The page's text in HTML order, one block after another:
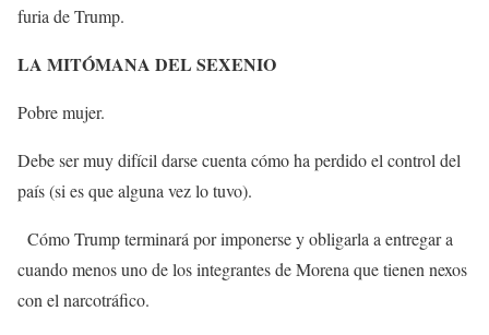
furia de Trump.
LA MITÓMANA DEL SEXENIO
Pobre mujer.
Debe ser muy difícil darse cuenta cómo ha perdido el control del
país (si es que alguna vez lo tuvo).
Cómo Trump terminará por imponerse y obligarla a entregar a
cuando menos uno de los integrantes de Morena que tienen nexos
con el narcotráfico.